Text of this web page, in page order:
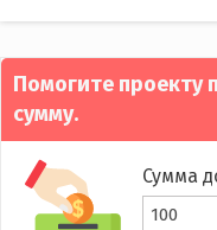
Помогите
сумму.
Сумма